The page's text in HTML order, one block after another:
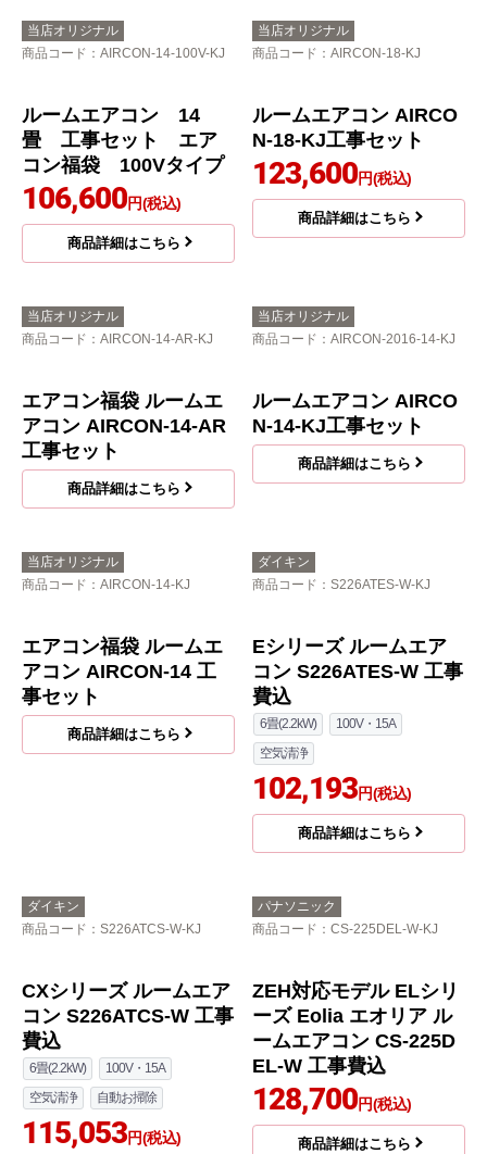
当店オリジナル
商品コード ：AIRCON-14-100V-KJ
ルームエアコン 14
畳 工事セット エア
コン福袋 100Vタイプ
106,600円(税込)
商品詳細はこちら
当店オリジナル
商品コード ：AIRCON-18-KJ
ルームエアコン AIRCO
N-18-KJ工事セット
123,600円(税込)
商品詳細はこちら
当店オリジナル
商品コード ：AIRCON-14-AR-KJ
エアコン福袋 ルームエ
アコン AIRCON-14-AR
工事セット
商品詳細はこちら
当店オリジナル
商品コード ：AIRCON-2016-14-KJ
ルームエアコン AIRCO
N-14-KJ工事セット
商品詳細はこちら
当店オリジナル
商品コード ：AIRCON-14-KJ
エアコン福袋 ルームエ
アコン AIRCON-14 工
事セット
商品詳細はこちら
ダイキン
商品コード ：S226ATES-W-KJ
Eシリーズ ルームエア
コン S226ATES-W 工事
費込
6畳(2.2kW)
100V・15A
空気清浄
102,193円(税込)
商品詳細はこちら
ダイキン
商品コード ：S226ATCS-W-KJ
CXシリーズ ルームエア
コン S226ATCS-W 工事
費込
6畳(2.2kW)
100V・15A
空気清浄
自動お掃除
115,053円(税込)
パナソニック
商品コード ：CS-225DEL-W-KJ
ZEH対応モデル ELシリ
ーズ Eolia エオリア ル
ームエアコン CS-225D
EL-W 工事費込
128,700円(税込)
商品詳細はこちら